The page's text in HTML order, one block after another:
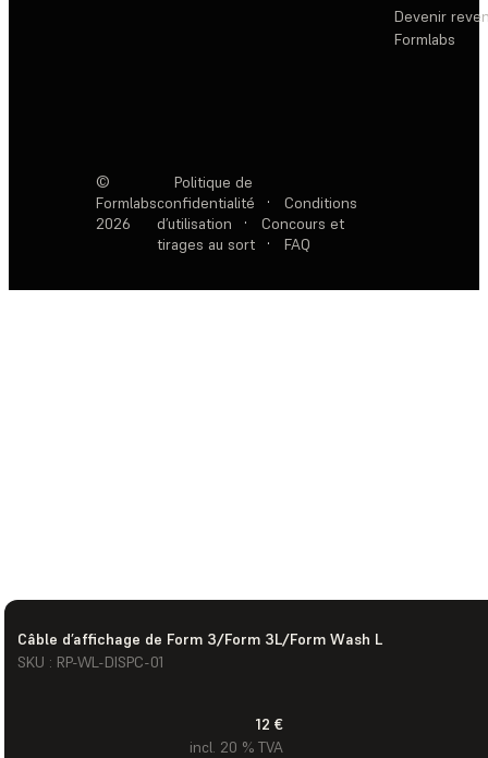
Câble d’affichage de Form 3/Form 3L/Form Wash L
SKU : RP-WL-DISPC-01
12 €
incl. 20 % TVA
Devenir
Formlabs
©
Formlabs
2026
Politique de
confidentialité
·
Conditions
d’utilisation
·
Concours et
tirages au sort
· FAQ